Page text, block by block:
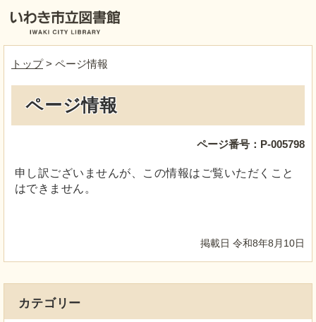
トップ> ページ情報
ページ情報
ページ番号：P-005798
申し訳ございませんが、この情報はご覧いただくこと
はできません。
掲載日 令和8年8月10日
カテゴリー